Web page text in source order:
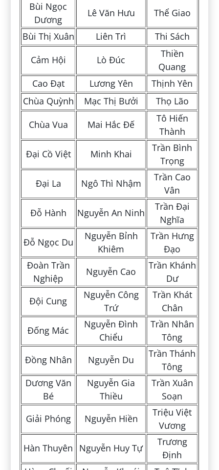
Bùi Ngọc
Dương
Lê Văn Hưu
Thể Giao
Bùi Thị Xuân
Liên Trì
Thi Sách
Cảm Hội
Lò Đúc
Thiền
Quang
Cao Đạt
Lương Yên
Thịnh Yên
Chùa Quỳnh
Mạc Thị Bưởi
Thọ Lão
Chùa Vua
Mai Hắc Đế
Tô Hiến
Thành
Đại Cồ Việt
Minh Khai
Trần Bình
Trọng
Đại La
Ngô Thì Nhậm
Trần Cao
Vân
Đỗ Hành
Nguyễn An Ninh
Trần Đại
Nghĩa
Đỗ Ngọc Du
Nguyễn Bỉnh
Khiêm
Trần Hưng
Đạo
Đoàn Trần
Nghiệp
Nguyễn Cao
Trần Khánh
Dư
Đội Cung
Nguyễn Công
Trứ
Trần Khát
Chân
Đống Mác
Nguyễn Đình
Chiểu
Trần Nhân
Tông
Đồng Nhân
Nguyễn Du
Trần Thánh
Tông
Dương Văn
Bé
Nguyễn Gia
Thiều
Trần Xuân
Soạn
Giải Phóng
Nguyễn Hiền
Triệu Việt
Vương
Hàn Thuyên
Nguyễn Huy Tự
Trương
Định